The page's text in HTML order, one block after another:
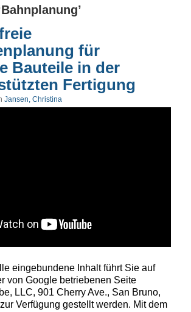
für
Bauteile in der
Fertigung
Jansen, Christina
eingebundene Inhalt führt Sie auf
von Google betriebenen Seite
LLC, 901 Cherry Ave., San Bruno,
Verfügung gestellt werden. Mit dem